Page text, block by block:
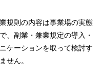
規則の内容は事業場の実態
、副業・兼業規定の導入・
ケーションを取って検討す
せん。